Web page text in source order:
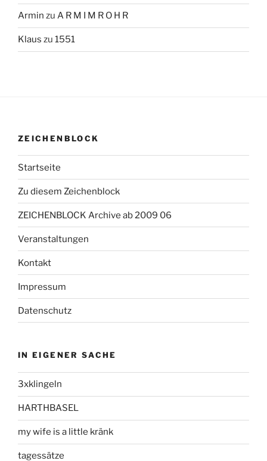
Armin zu A R M I M R O H R
Klaus zu 1551
ZEICHENBLOCK
Startseite
Zu diesem Zeichenblock
ZEICHENBLOCK Archive ab 2009 06
Veranstaltungen
Kontakt
Impressum
Datenschutz
IN EIGENER SACHE
3xklingeln
HARTHBASEL
my wife is a little kränk
tagessätze